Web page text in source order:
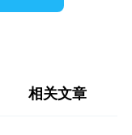
相关文章